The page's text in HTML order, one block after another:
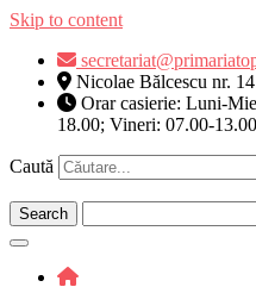
Skip to content
Nicolae Bălcescu nr.
Orar casierie: Luni-
18.00; Vineri: 07.00-13.00
Caută